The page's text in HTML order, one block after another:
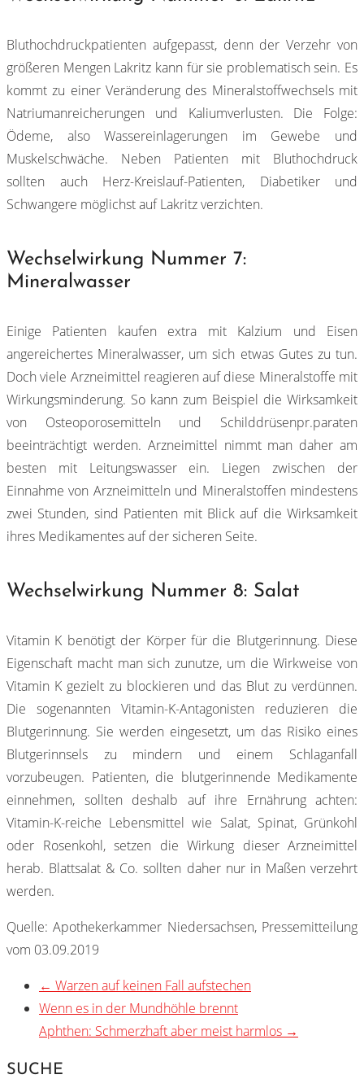
Bluthochdruckpatienten aufgepasst, denn der Verzehr von
größeren Mengen Lakritz kann für sie problematisch sein. Es
kommt zu einer Veränderung des Mineralstoffwechsels mit
Natriumanreicherungen und Kaliumverlusten. Die Folge:
Ödeme, also Wassereinlagerungen im Gewebe und
Muskelschwäche. Neben Patienten mit Bluthochdruck
sollten auch Herz-Kreislauf-Patienten, Diabetiker und
Schwangere möglichst auf Lakritz verzichten.
Wechselwirkung Nummer 7:
Mineralwasser
Einige Patienten kaufen extra mit Kalzium und Eisen
angereichertes Mineralwasser, um sich etwas Gutes zu tun.
Doch viele Arzneimittel reagieren auf diese Mineralstoffe mit
Wirkungsminderung. So kann zum Beispiel die Wirksamkeit
von Osteoporosemitteln und Schilddrüsenpr.paraten
beeinträchtigt werden. Arzneimittel nimmt man daher am
besten mit Leitungswasser ein. Liegen zwischen der
Einnahme von Arzneimitteln und Mineralstoffen mindestens
zwei Stunden, sind Patienten mit Blick auf die Wirksamkeit
ihres Medikamentes auf der sicheren Seite.
Wechselwirkung Nummer 8: Salat
Vitamin K benötigt der Körper für die Blutgerinnung. Diese
Eigenschaft macht man sich zunutze, um die Wirkweise von
Vitamin K gezielt zu blockieren und das Blut zu verdünnen.
Die sogenannten Vitamin-K-Antagonisten reduzieren die
Blutgerinnung. Sie werden eingesetzt, um das Risiko eines
Blutgerinnsels zu mindern und einem Schlaganfall
vorzubeugen. Patienten, die blutgerinnende Medikamente
einnehmen, sollten deshalb auf ihre Ernährung achten:
Vitamin-K-reiche Lebensmittel wie Salat, Spinat, Grünkohl
oder Rosenkohl, setzen die Wirkung dieser Arzneimittel
herab. Blattsalat & Co. sollten daher nur in Maßen verzehrt
werden.
Quelle: Apothekerkammer Niedersachsen, Pressemitteilung
vom 03.09.2019
← Warzen auf keinen Fall aufstechen
Wenn es in der Mundhöhle brennt
Aphthen: Schmerzhaft aber meist harmlos →
SUCHE